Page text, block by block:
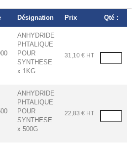
Désignation Prix Qté :
ANHYDRIDE
PHTALIQUE
POUR
SYNTHESE
x 1KG
31,10 € HT
ANHYDRIDE
PHTALIQUE
POUR
SYNTHESE
x 500G
22,83 € HT